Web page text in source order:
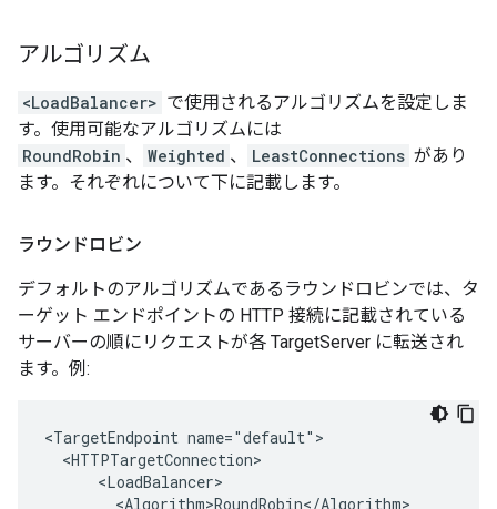
アルゴリズム
<LoadBalancer> で使用されるアルゴリズムを設定しま
す。使用可能なアルゴリズムには
RoundRobin 、 Weighted 、 LeastConnections があり
ます。それぞれについて下に記載します。
ラウンドロビン
デフォルトのアルゴリズムであるラウンドロビンでは、タ
ーゲット エンドポイントの HTTP 接続に記載されている
サーバーの順にリクエストが各 TargetServer に転送され
ます。例:
<TargetEndpoint name="default">
  <HTTPTargetConnection>
      <LoadBalancer>
        <Algorithm>RoundRobin</Algorithm>